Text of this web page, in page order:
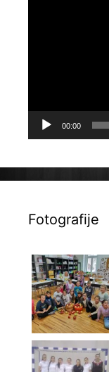
00:00
Fotografije